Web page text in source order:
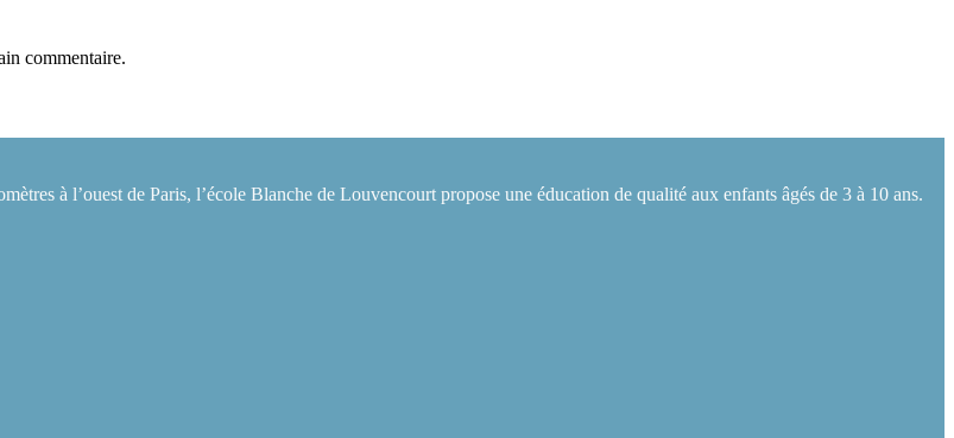
commentaire.
à l’ouest de Paris, l’école Blanche de Louvencourt propose une éducation de qualité aux enfants âgés de 3 à 10 ans.